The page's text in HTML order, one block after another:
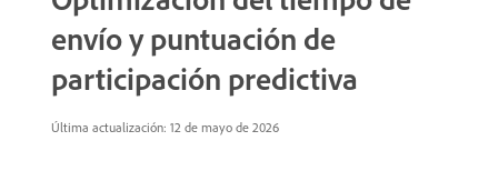
envío y puntuación de
participación predictiva
Última actualización: 12 de mayo de 2026